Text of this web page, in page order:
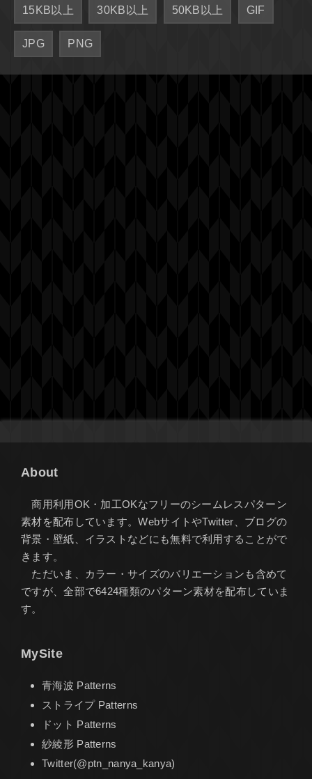
15KB以上 30KB以上 50KB以上 GIF
JPG PNG
About
商用利用OK・加工OKなフリーのシームレスパターン
素材を配布しています。WebサイトやTwitter、ブログの
背景・壁紙、イラストなどにも無料で利用することがで
きます。
ただいま、カラー・サイズのバリエーションも含めて
ですが、全部で6424種類のパターン素材を配布していま
す。
MySite
青海波 Patterns
ストライプ Patterns
ドット Patterns
紗綾形 Patterns
Twitter(@ptn_nanya_kanya)